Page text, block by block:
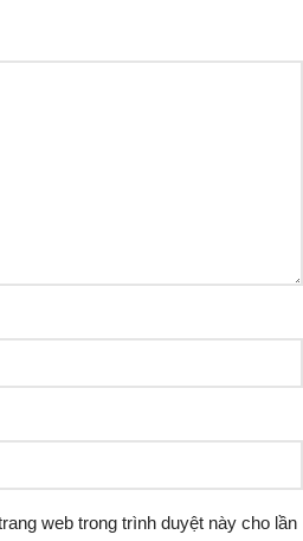
web trong trình duyệt này cho lần